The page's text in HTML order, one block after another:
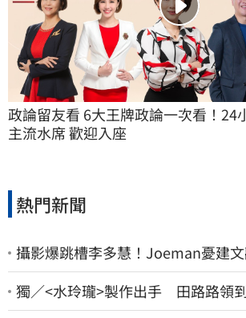
政論留友看 6大王牌政論一次看！24
主流水席 歡迎入座
熱門新聞
攝影爆跳槽李多慧！Joeman憂建
獨／<水玲瓏>製作出手 田路路領